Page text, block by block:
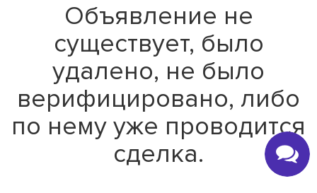
Объявление не
существует, было
удалено, не было
верифицировано, либо
по нему уже проводится
сделка.